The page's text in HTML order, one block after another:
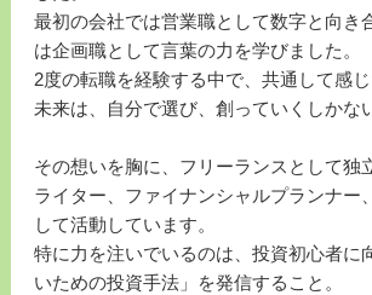
最初の会社では営業職として数字と向き
は企画職として言葉の力を学びました。
2度の転職を経験する中で、共通して感
未来は、自分で選び、創っていくしかな
その想いを胸に、フリーランスとして独
ライター、ファイナンシャルプランナー
して活動しています。
特に力を注いでいるのは、投資初心者に
いための投資手法」を発信すること。